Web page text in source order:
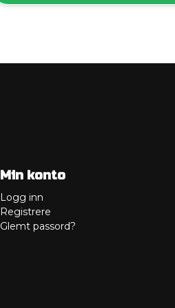
Min konto
Logg inn
Registrere
Glemt passord?